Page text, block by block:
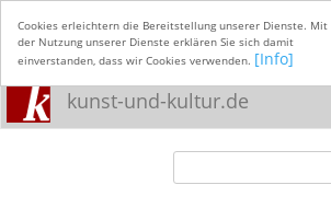
Cookies erleichtern die Bereitstellung unserer Dienste. Mit
der Nutzung unserer Dienste erklären Sie sich damit
einverstanden, dass wir Cookies verwenden. [Info]
kunst-und-kultur.de